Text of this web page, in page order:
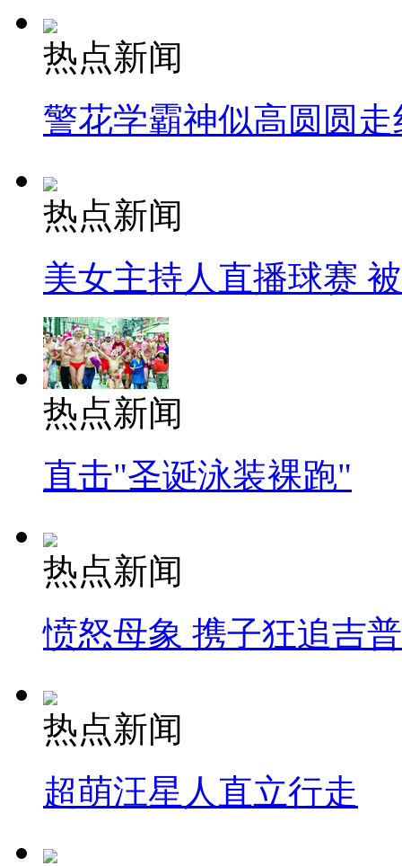
热点新闻
警花学霸神似高圆圆走
热点新闻
美女主持人直播球赛
热点新闻
直击"圣诞泳装裸跑"
热点新闻
愤怒母象 携子狂追吉
热点新闻
超萌汪星人直立行走